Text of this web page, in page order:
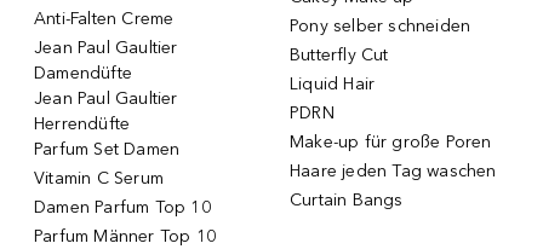
Anti-Falten Creme
Jean Paul Gaultier
Damendüfte
Jean Paul Gaultier
Herrendüfte
Parfum Set Damen
Vitamin C Serum
Damen Parfum Top 10
Parfum Männer Top 10
Pony selber schneiden
Butterfly Cut
Liquid Hair
PDRN
Make-up für große Poren
Haare jeden Tag waschen
Curtain Bangs